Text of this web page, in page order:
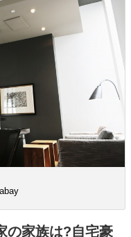
の家族は?自宅豪